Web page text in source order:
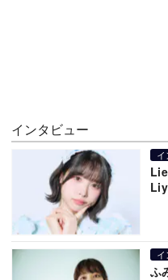
インタビュー
ふ